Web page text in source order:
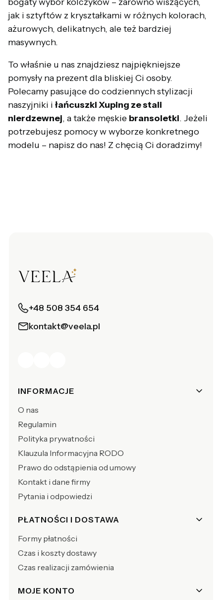
jak i sztyftów z kryształkami w różnych kolorach,
ażurowych, delikatnych, ale też bardziej
masywnych.
To właśnie u nas znajdziesz najpiękniejsze
pomysły na prezent dla bliskiej Ci osoby.
Polecamy pasujące do codziennych stylizacji
naszyjniki i łańcuszki Xuping ze stali
nierdzewnej, a także męskie bransoletki. Jeżeli
potrzebujesz pomocy w wyborze konkretnego
modelu – napisz do nas! Z chęcią Ci doradzimy!
+48 508 354 654
kontakt@veela.pl
Linki w stopce
INFORMACJE
O nas
Regulamin
Polityka prywatności
Klauzula Informacyjna RODO
Prawo do odstąpienia od umowy
Kontakt i dane firmy
Pytania i odpowiedzi
PŁATNOŚCI I DOSTAWA
Formy płatności
Czas i koszty dostawy
Czas realizacji zamówienia
MOJE KONTO